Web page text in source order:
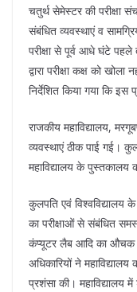
चतुर्थ सेमेस्टर की परीक्षा
संबंधित व्यवस्थाएं व
परीक्षा से पूर्व आधे घंटे
द्वारा परीक्षा कक्ष को
निर्देशित किया गया कि इस
राजकीय महाविद्यालय,
व्यवस्थाएं ठीक पाई गई।
महाविद्यालय के पुस्तकालय
कुलपति एवं विश्वविद्यालय के
का परीक्षाओं से संबंधित
कंप्यूटर लैब आदि का औचक
अधिकारियों ने
प्रशंसा की। महाविद्यालय